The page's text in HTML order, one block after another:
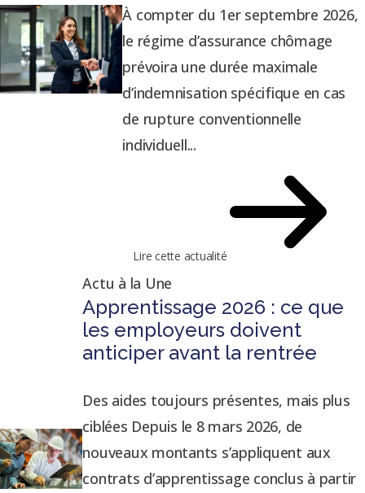
À compter du 1er septembre 2026,
le régime d’assurance chômage
prévoira une durée maximale
d’indemnisation spécifique en cas
de rupture conventionnelle
individuell...
Lire cette actualité
Actu à la Une
Apprentissage 2026 : ce que
les employeurs doivent
anticiper avant la rentrée
Des aides toujours présentes, mais plus
ciblées Depuis le 8 mars 2026, de
nouveaux montants s’appliquent aux
contrats d’apprentissage conclus à partir